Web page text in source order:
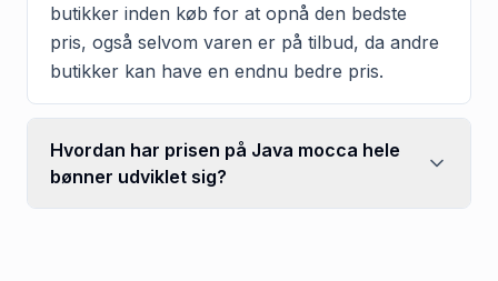
butikker inden køb for at opnå den bedste
pris, også selvom varen er på tilbud, da andre
butikker kan have en endnu bedre pris.
Hvordan har prisen på Java mocca hele
bønner udviklet sig?